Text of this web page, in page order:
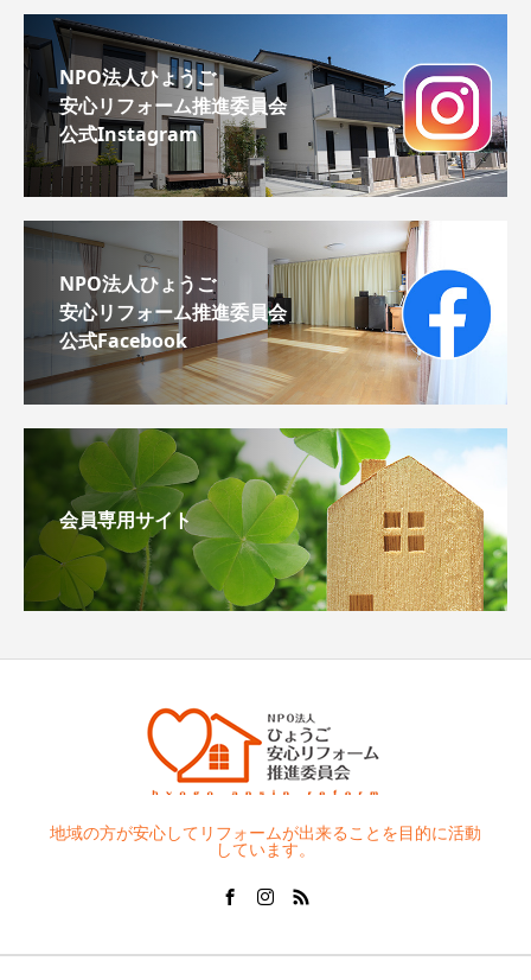
NPO法人ひょうご
安心リフォーム推進委員会
公式Instagram
NPO法人ひょうご
安心リフォーム推進委員会
公式Facebook
会員専用サイト
地域の方が安心してリフォームが出来ることを目的に活動
しています。